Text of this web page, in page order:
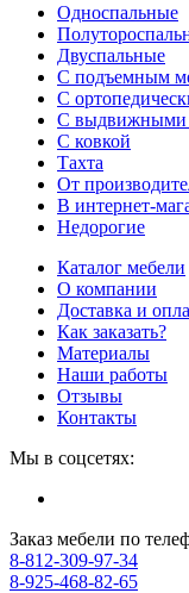
Односпальные
Двуспальные
С подъемным
С
С выдвижными
С ковкой
Тахта
От
В интернет-
Недорогие
Каталог мебели
О компании
Доставка и
Как заказать?
Материалы
Наши работы
Отзывы
Контакты
Мы в соцсетях:
Заказ мебели по
8-812-309-97-34
8-925-468-82-65